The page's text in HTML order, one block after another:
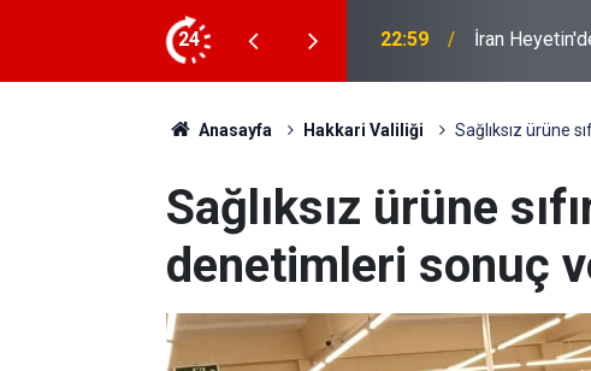
24 22:53 İran
Anasayfa Hakkari Valiliği Sağlıksız ürüne
Sağlıksız ürüne
denetimleri sonuç